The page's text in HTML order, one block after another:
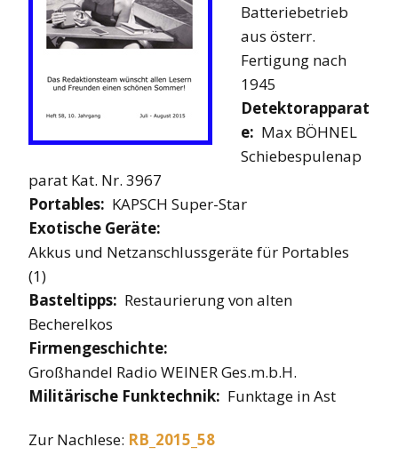
Batteriebetrieb
aus österr.
Fertigung nach
1945
Detektorapparat
e: Max BÖHNEL
Schiebespulenap
parat Kat. Nr. 3967
Portables: KAPSCH Super-Star
Exotische Geräte:
Akkus und Netzanschlussgeräte für Portables
(1)
Basteltipps: Restaurierung von alten
Becherelkos
Firmengeschichte:
Großhandel Radio WEINER Ges.m.b.H.
Militärische Funktechnik: Funktage in Ast
Zur Nachlese: RB_2015_58